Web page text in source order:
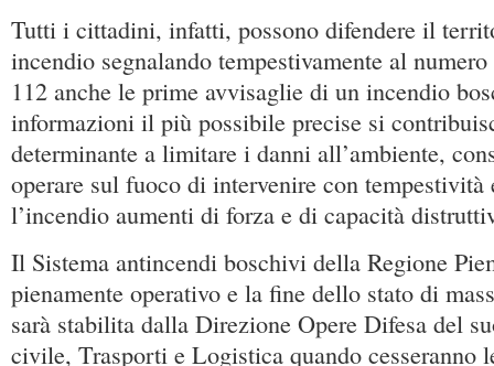
Tutti i cittadini, infatti, possono difendere il
incendio segnalando tempestivamente al
112 anche le prime avvisaglie di un incendio
informazioni il più possibile precise si
determinante a limitare i danni all’ambiente,
operare sul fuoco di intervenire con tempestività
l’incendio aumenti di forza e di capacità
Il Sistema antincendi boschivi della Regione
pienamente operativo e la fine dello stato di
sarà stabilita dalla Direzione Opere Difesa del
civile, Trasporti e Logistica quando cesseranno